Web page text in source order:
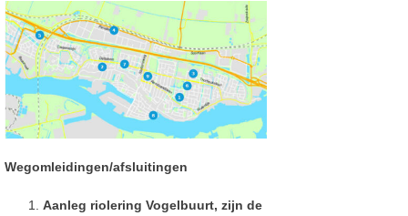
Wegomleidingen/afsluitingen
Aanleg riolering Vogelbuurt, zijn de